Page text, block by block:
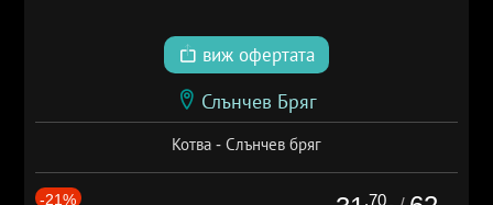
виж офертата
Слънчев Бряг
Котва - Слънчев бряг
-21% .70